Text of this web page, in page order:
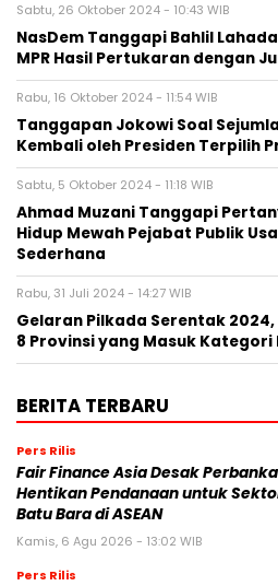
Sabtu, 26 Oktober 2024 - 10:43 WIB
NasDem Tanggapi Bahlil
MPR Hasil Pertukaran dengan
Rabu, 16 Oktober 2024 - 11:54 WIB
Tanggapan Jokowi Soal
Kembali oleh Presiden Terpilih
Sabtu, 5 Oktober 2024 - 11:18 WIB
Ahmad Muzani Tanggapi
Hidup Mewah Pejabat Publik
Sederhana
Rabu, 31 Juli 2024 - 14:27 WIB
Gelaran Pilkada Serentak
8 Provinsi yang Masuk Kategori
BERITA TERBARU
Pers Rilis
Fair Finance Asia Desak
Hentikan Pendanaan untuk
Batu Bara di ASEAN
Kamis, 6 Agu 2026 - 13:02 WIB
Pers Rilis